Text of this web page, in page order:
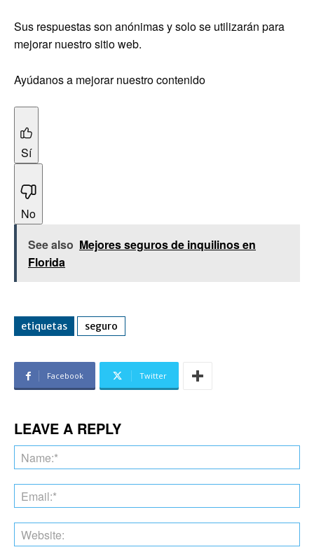
Sus respuestas son anónimas y solo se utilizarán para
mejorar nuestro sitio web.
Ayúdanos a mejorar nuestro contenido
Sí
No
See also Mejores seguros de inquilinos en
Florida
etiquetas seguro
Facebook Twitter
LEAVE A REPLY